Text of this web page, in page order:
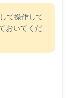
て操作して
おいてくだ